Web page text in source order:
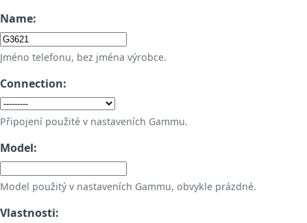
Name:
Jméno telefonu, bez jména výrobce.
Connection:
Připojení použité v nastaveních Gammu.
Model:
Model použitý v nastaveních Gammu, obvykle prázdné.
Vlastnosti: